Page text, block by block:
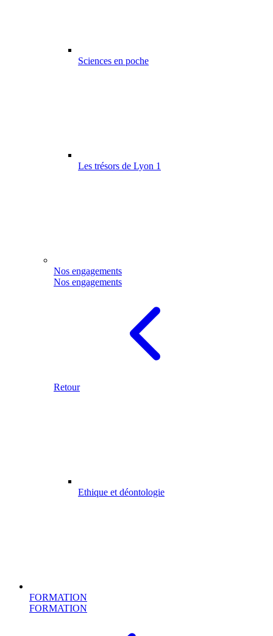
Sciences en poche
Les trésors de Lyon 1
Nos engagements
Nos engagements
Retour
Ethique et déontologie
FORMATION
FORMATION